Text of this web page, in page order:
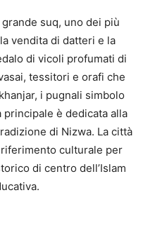
suq, uno dei più
vendita di datteri e la
di vicoli profumati di
tessitori e orafi che
i pugnali simbolo
principale è dedicata alla
di Nizwa. La città
culturale per
di centro dell’Islam